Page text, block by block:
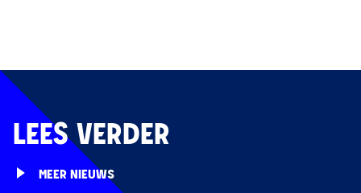
LEES VERDER
MEER NIEUWS